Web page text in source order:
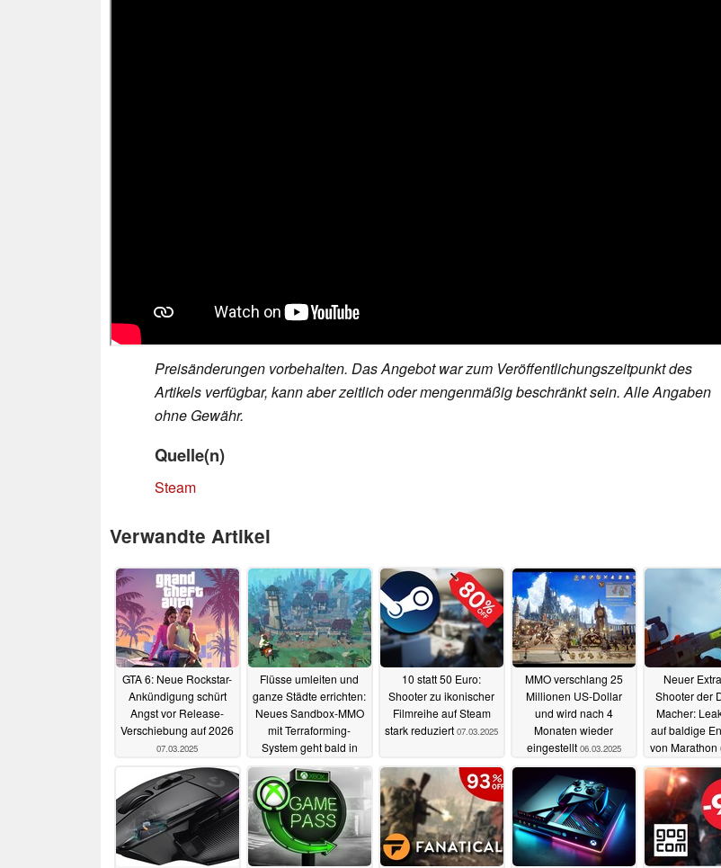
Preisänderungen vorbehalten. Das Angebot war zum Veröffentlichungszeitpunkt des
Artikels verfügbar, kann aber zeitlich oder mengenmäßig beschränkt sein. Alle Angaben
ohne Gewähr.
Quelle(n)
Steam
Verwandte Artikel
GTA 6: Neue Rockstar-
Ankündigung schürt
Angst vor Release-
Verschiebung auf 2026
07.03.2025
Flüsse umleiten und
ganze Städte errichten:
Neues Sandbox-MMO
mit Terraforming-
System geht bald in
den Early Access
07.03.2025
10 statt 50 Euro:
Shooter zu ikonischer
Filmreihe auf Steam
stark reduziert 07.03.2025
MMO verschlang 25
Millionen US-Dollar
und wird nach 4
Monaten wieder
eingestellt 06.03.2025
Neuer
Shooter der
Macher:
auf baldige
von Marathon